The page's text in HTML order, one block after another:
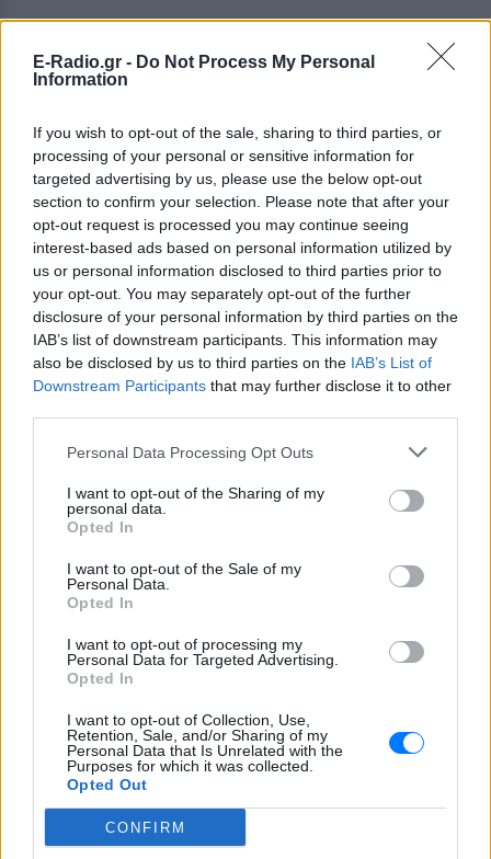
E-Radio.gr - Do Not Process My Personal
Information
If you wish to opt-out of the sale, sharing to third parties, or
processing of your personal or sensitive information for
targeted advertising by us, please use the below opt-out
section to confirm your selection. Please note that after your
opt-out request is processed you may continue seeing
interest-based ads based on personal information utilized by
us or personal information disclosed to third parties prior to
your opt-out. You may separately opt-out of the further
disclosure of your personal information by third parties on the
IAB’s list of downstream participants. This information may
also be disclosed by us to third parties on the IAB’s List of
Downstream Participants that may further disclose it to other
Personal Data Processing Opt Outs
I want to opt-out of the Sharing of my
personal data.
Opted In
I want to opt-out of the Sale of my
Personal Data.
Opted In
I want to opt-out of processing my
Personal Data for Targeted Advertising.
Opted In
I want to opt-out of Collection, Use,
Retention, Sale, and/or Sharing of my
Personal Data that Is Unrelated with the
Purposes for which it was collected.
Opted Out
CONFIRM
ΔΕΙΤΕ ΕΠΙΣΗΣ
ΣΤΗΝ ΙΔΙΑ ΚΑΤΗΓΟΡΙΑ
πρώτη φορά μετά από 4 χρόνια
– Η απίθανη μεταμόρφωσή της
ΠΡΙΝ 10 ΏΡΕΣ
Χρήστος Δάντης: «Συνάδελφοι
προσπαθούν να ξεχάσουν ότι
One""""»
ΧΤΕΣ
μουσικής, 22 χρόνια μετά τη νίκη της